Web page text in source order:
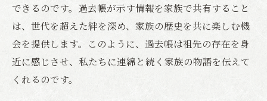
できるのです。過去帳が示す情報を家族で共有すること
は、世代を超えた絆を深め、家族の歴史を共に楽しむ機
会を提供します。このように、過去帳は祖先の存在を身
近に感じさせ、私たちに連綿と続く家族の物語を伝えて
くれるのです。